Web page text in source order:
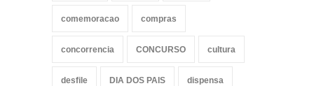
comemoracao compras
concorrencia CONCURSO cultura
desfile DIA DOS PAIS dispensa